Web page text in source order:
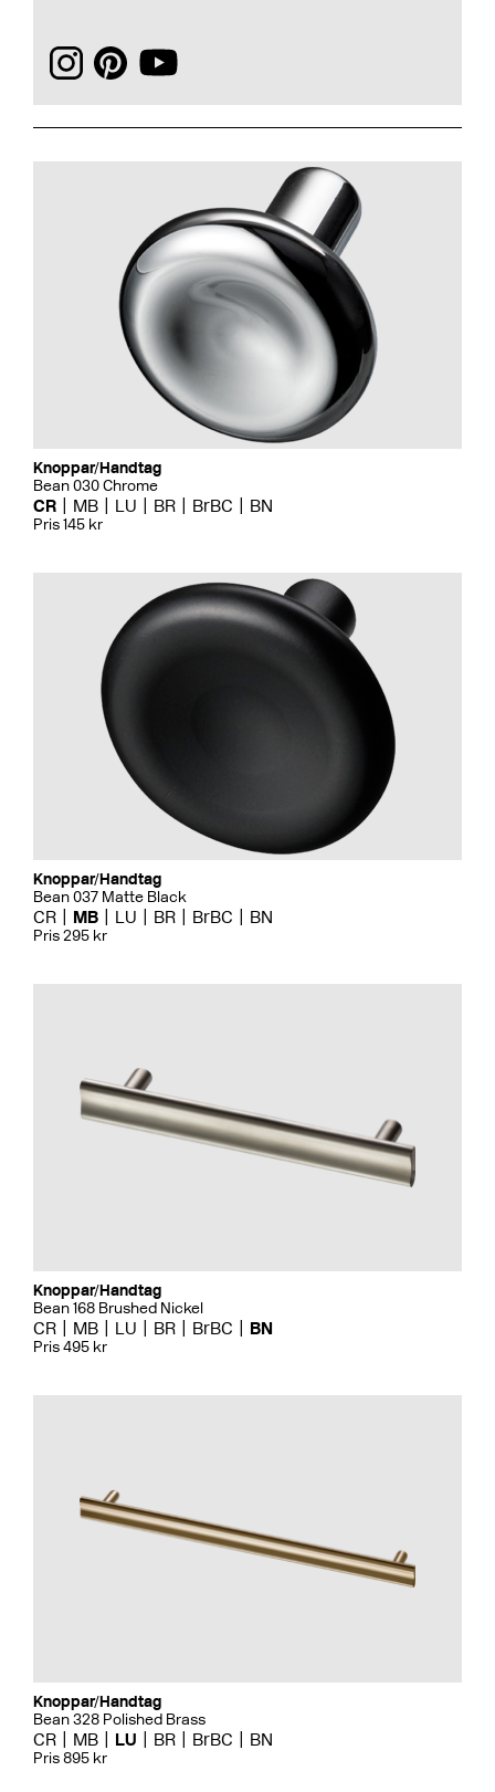
Knoppar/Handtag
Bean 030 Chrome
CR MB LU BR BrBC BN
Pris 145 kr
Knoppar/Handtag
Bean 037 Matte Black
CR MB LU BR BrBC BN
Pris 295 kr
Knoppar/Handtag
Bean 168 Brushed Nickel
CR MB LU BR BrBC BN
Pris 495 kr
Knoppar/Handtag
Bean 328 Polished Brass
CR MB LU BR BrBC BN
Pris 895 kr